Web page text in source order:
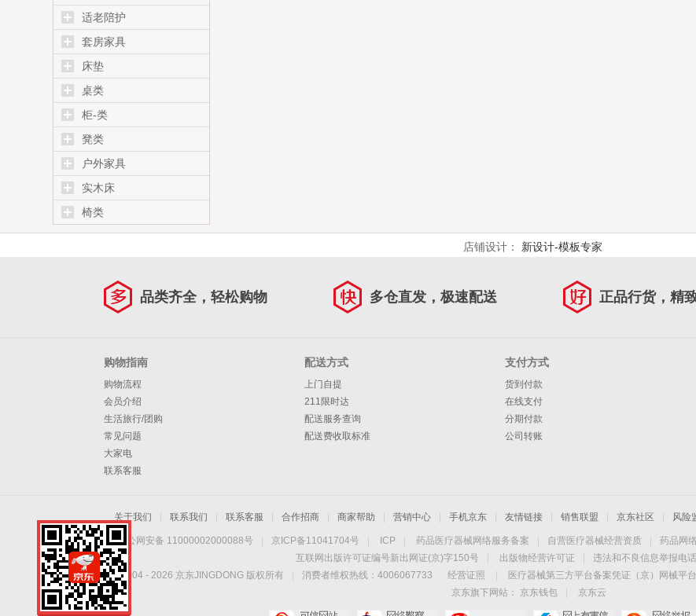
适老陪护
套房家具
床垫
桌类
柜-类
凳类
户外家具
实木床
椅类
店铺设计： 新设计-模板专家
品类齐全，轻松购物 多仓直发，极速配送 正品行货，精
购物指南
购物流程
会员介绍
生活旅行/团购
常见问题
大家电
联系客服
配送方式
上门自提
211限时达
配送服务查询
配送费收取标准
支付方式
货到付款
在线支付
分期付款
公司转账
关于我们 联系我们 联系客服 合作招商 商家帮助 营销中心 手机京东 友情链接 销售联盟 京东社区 风险
京公网安备 11000002000088号 京ICP备11041704号 ICP 药品医疗器械网络服务备案 自营医疗器械经营资质 药品网
互联网出版许可证编号新出网证(京)字150号
出版物经营许可证
违法和不良信息举报电
Copyright © 2004 - 2026 京东JINGDONG 版权所有 消费者维权热线：4006067733 经营证照 医疗器械第三方平台备案凭证（京）网械平
京东旗下网站：
京东钱包
京东云
手机扫一扫，劲爆优